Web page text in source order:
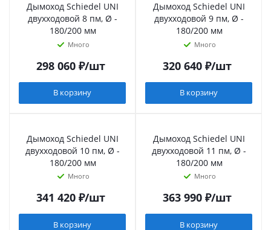
Дымоход Schiedel UNI
двухходовой 8 пм, Ø -
180/200 мм
Много
298 060₽/шт
В корзину
Дымоход Schiedel UNI
двухходовой 9 пм, Ø -
180/200 мм
Много
320 640₽/шт
В корзину
Дымоход Schiedel UNI
двухходовой 10 пм, Ø -
180/200 мм
Много
341 420₽/шт
В корзину
Дымоход Schiedel UNI
двухходовой 11 пм, Ø -
180/200 мм
Много
363 990₽/шт
В корзину